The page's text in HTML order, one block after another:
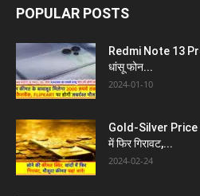
POPULAR POSTS
Redmi Note 13
धांसू फोन...
2024-01-10
Gold-Silver Price
में फिर गिरावट,...
2024-02-24